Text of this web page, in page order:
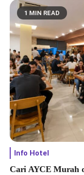
1 MIN READ
Info Hotel
Cari AYCE Murah